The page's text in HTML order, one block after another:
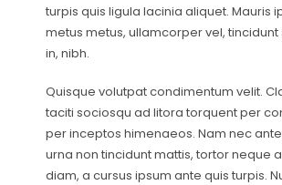
turpis quis ligula lacinia aliquet. Mauris
metus metus, ullamcorper vel,
in, nibh.
Quisque volutpat condimentum velit.
taciti sociosqu ad litora torquent per
per inceptos himenaeos. Nam nec
urna non tincidunt mattis, tortor neque
diam, a cursus ipsum ante quis turpis.